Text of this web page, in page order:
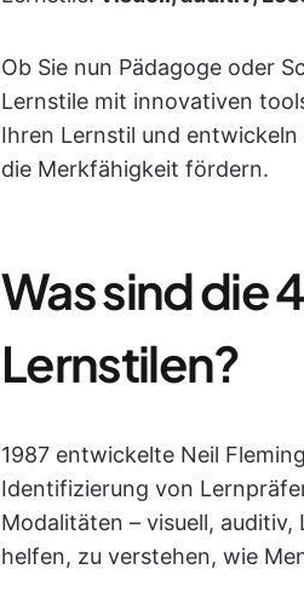
Ob Sie nun Pädagoge oder
Lernstile mit innovativen
Ihren Lernstil und
die Merkfähigkeit fördern.
Was sind die
Lernstilen?
1987 entwickelte Neil
Identifizierung von
Modalitäten – visuell,
helfen, zu verstehen, wie